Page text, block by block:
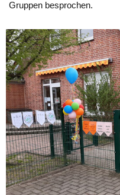
Gruppen besprochen.